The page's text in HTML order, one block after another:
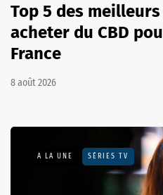
Top 5 des
acheter du CBD
France
8 août 2026
A LA UNE SÉRIES TV